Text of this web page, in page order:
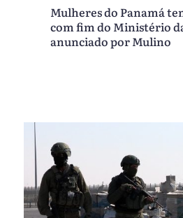
Mulheres do Panamá
com fim do Ministério
anunciado por Mulino